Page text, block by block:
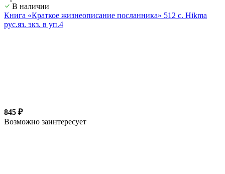
В наличии
Книга «Краткое жизнеописание посланника» 512 с. Hikma
рус.яз. экз. в уп.4
845 ₽
Возможно заинтересует